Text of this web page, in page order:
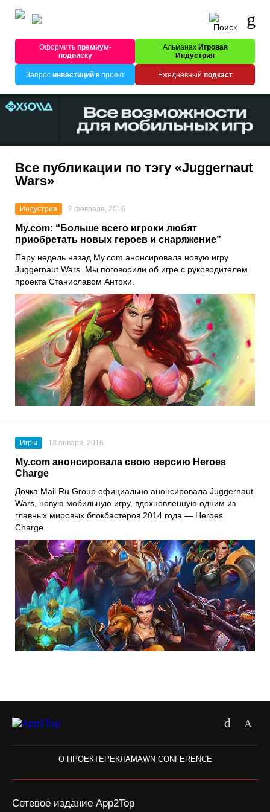
Оформитьпремиум-
подписку
Альманах Игровая
Индустрия
Запрос инвестицийв проект Ежедневный подкаст
Все публикации по тэгу «Juggernaut
Wars»
Индустрия 2 февраля, 2016
My.com: “Больше всего игроки любят
приобретать новых героев и снаряжение”
Пару недель назад My.com анонсировала новую игру
Juggernaut Wars. Мы поговорили об игре с руководителем
проекта Станиславом Антохи.
Игры 13 января, 2016
My.com анонсировала свою версию Heroes
Charge
Дочка Mail.Ru Group официально анонсировала Juggernaut
Wars, новую мобильную игру, вдохновленную одним из
главных мировых блокбастеров 2014 года — Heroes
Charge.
О ПРОЕКТЕРЕКЛАМАWN CONFERENCE
Сетевое издание App2Top